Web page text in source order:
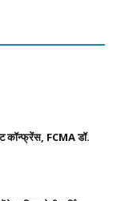
कॉन्फ्रेंस, FCMA डॉ.